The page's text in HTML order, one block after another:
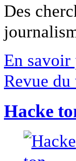
Des
En savoir
Revue du
Hacke